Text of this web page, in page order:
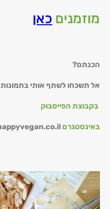
מוזמנים כאן
הכנתם?
אל תשכחו לשתף אותי בתמונות
בקבוצת הפייסבוק
באינסטגרם